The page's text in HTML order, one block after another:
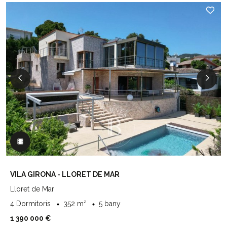
VILA GIRONA - LLORET DE MAR
Lloret de Mar
4 Dormitoris
352 m²
5 bany
1 390 000 €